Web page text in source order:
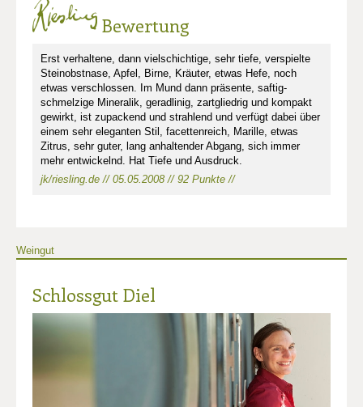
Bewertung
Erst verhaltene, dann vielschichtige, sehr tiefe, verspielte
Steinobstnase, Apfel, Birne, Kräuter, etwas Hefe, noch
etwas verschlossen. Im Mund dann präsente, saftig-
schmelzige Mineralik, geradlinig, zartgliedrig und kompakt
gewirkt, ist zupackend und strahlend und verfügt dabei über
einem sehr eleganten Stil, facettenreich, Marille, etwas
Zitrus, sehr guter, lang anhaltender Abgang, sich immer
mehr entwickelnd. Hat Tiefe und Ausdruck.
jk/riesling.de // 05.05.2008 // 92 Punkte //
Weingut
Schlossgut Diel